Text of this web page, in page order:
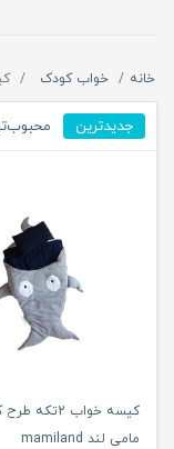
خانه خواب کودک
جدیدترین
کیسه خواب 2تکه
مامی لند mamiland